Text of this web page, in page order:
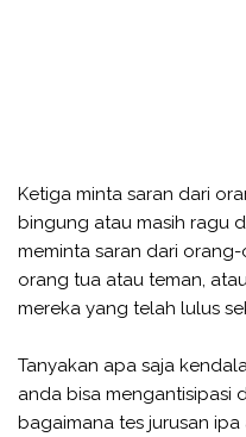
Ketiga minta saran dari
bingung atau masih ragu
meminta saran dari
orang tua atau teman,
mereka yang telah lulus
Tanyakan apa saja
anda bisa mengantisipasi
bagaimana tes jurusan